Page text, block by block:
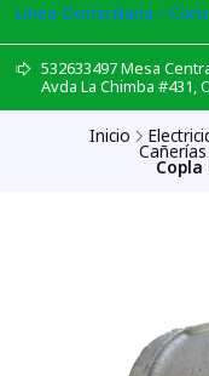
Linea Domiciliaria
532633497 Mesa
Avda La Chimba #431,
Inicio
Copla